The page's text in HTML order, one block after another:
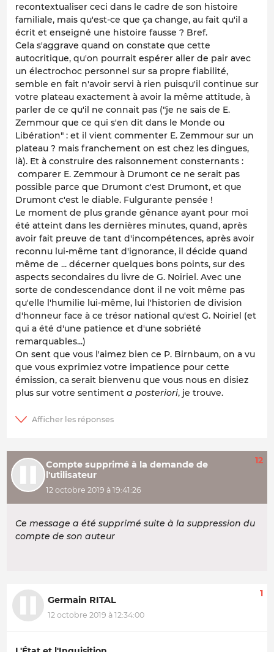
recontextualiser ceci dans le cadre de son histoire
familiale, mais qu'est-ce que ça change, au fait qu'il a
écrit et enseigné une histoire fausse ? Bref.
Cela s'aggrave quand on constate que cette
autocritique, qu'on pourrait espérer aller de pair avec
un électrochoc personnel sur sa propre fiabilité,
semble en fait n'avoir servi à rien puisqu'il continue sur
votre plateau exactement à avoir la même attitude, à
parler de ce qu'il ne connait pas ("je ne sais de E.
Zemmour que ce qui s'en dit dans le Monde ou
Libération" : et il vient commenter E. Zemmour sur un
plateau ? mais franchement on est chez les dingues,
là). Et à construire des raisonnement consternants :
comparer E. Zemmour à Drumont ce ne serait pas
possible parce que Drumont c'est Drumont, et que
Drumont c'est le diable. Fulgurante pensée !
Le moment de plus grande gênance ayant pour moi
été atteint dans les dernières minutes, quand, après
avoir fait preuve de tant d'incompétences, après avoir
reconnu lui-même tant d'ignorance, il décide quand
même de ... décerner quelques bons points, sur des
aspects secondaires du livre de G. Noiriel. Avec une
sorte de condescendance dont il ne voit même pas
qu'elle l'humilie lui-même, lui l'historien de division
d'honneur face à ce trésor national qu'est G. Noiriel (et
qui a été d'une patience et d'une sobriété
remarquables...)
On sent que vous l'aimez bien ce P. Birnbaum, on a vu
que vous exprimiez votre impatience pour cette
émission, ca serait bienvenu que vous nous en disiez
plus sur votre sentiment a posteriori, je trouve.
Compte supprimé à la demande de
l'utilisateur
12 octobre 2019 à 19:41:26
12
Ce message a été supprimé suite à la suppression du
compte de son auteur
Germain RITAL
12 octobre 2019 à 12:34:00
1